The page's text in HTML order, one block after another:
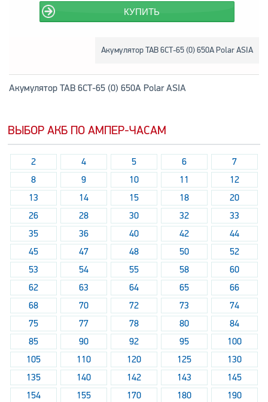
КУПИТЬ
Акумулятор TAB 6СТ-65 (0) 650А Polar ASIA
Акумулятор TAB 6СТ-65 (0) 650А Polar ASIA
ВЫБОР АКБ ПО АМПЕР-ЧАСАМ
2 4 5 6
7
8
9 10 11
12
13
14 15 18
20
26
28 30 32
33
35
36 40 42
44
45
47 48 50
52
53
54 55 58
60
62
63 64 65
66
68
70 72 73
74
75
77 78 80
84
85
90 92 95
100
105
110 120 125
130
135
140 142 143
145
154
155 170 180
190